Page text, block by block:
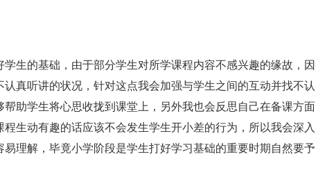
生的基础，由于部分学生对所学课程内容不感兴趣的缘故，因
真听讲的状况，针对这点我会加强与学生之间的互动并找不认
助学生将心思收拢到课堂上，另外我也会反思自己在备课方面
生动有趣的话应该不会发生学生开小差的行为，所以我会深入
理解，毕竟小学阶段是学生打好学习基础的重要时期自然要予